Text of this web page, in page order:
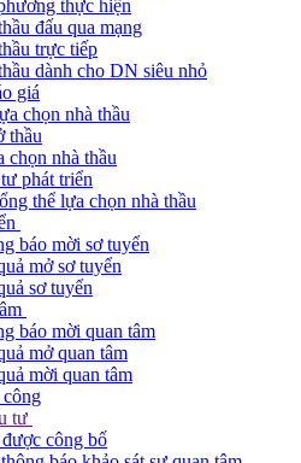
thực hiện
đấu qua mạng
trực tiếp
dành cho DN siêu nhỏ
giá
chọn nhà thầu
thầu
chọn nhà thầu
phát triển
thể lựa chọn nhà thầu
báo mời sơ tuyển
mở sơ tuyển
sơ tuyển
báo mời quan tâm
mở quan tâm
mời quan tâm
tư
công bố